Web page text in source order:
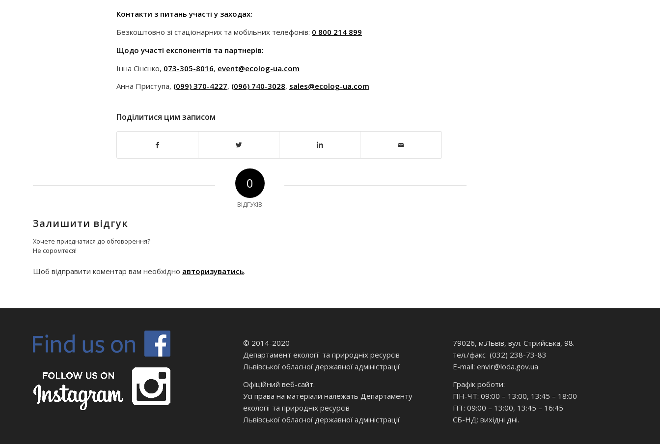
Контакти з питань участі у заходах:
Безкоштовно зі стаціонарних та мобільних телефонів: 0 800 214 899
Щодо участі експонентів та партнерів:
Інна Сінєнко, 073-305-8016, event@ecolog-ua.com
Анна Приступа, (099) 370-4227, (096) 740-3028, sales@ecolog-ua.com
Поділитися цим записом
0
ВІДГУКІВ
Залишити відгук
Хочете приєднатися до обговорення?
Не соромтеся!
Щоб відправити коментар вам необхідно авторизуватись.
© 2014-2020
Департамент екології та природніх ресурсів
Львівської обласної державної адміністрації
Офіційний веб-сайт.
Усі права на матеріали належать Департаменту
екології та природніх ресурсів
Львівської обласної державної адміністрації
79026, м.Львів, вул. Стрийська, 98.
тел./факс (032) 238-73-83
E-mail: envir@loda.gov.ua
Графік роботи:
ПН-ЧТ: 09:00 – 13:00, 13:45 – 18:00
ПТ: 09:00 – 13:00, 13:45 – 16:45
СБ-НД: вихідні дні.